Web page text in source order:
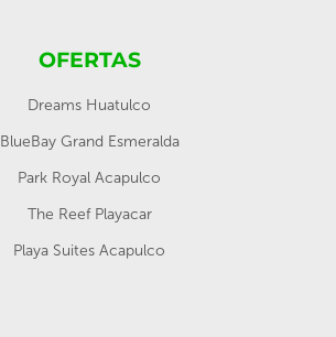
OFERTAS
Dreams Huatulco
BlueBay Grand Esmeralda
Park Royal Acapulco
The Reef Playacar
Playa Suites Acapulco